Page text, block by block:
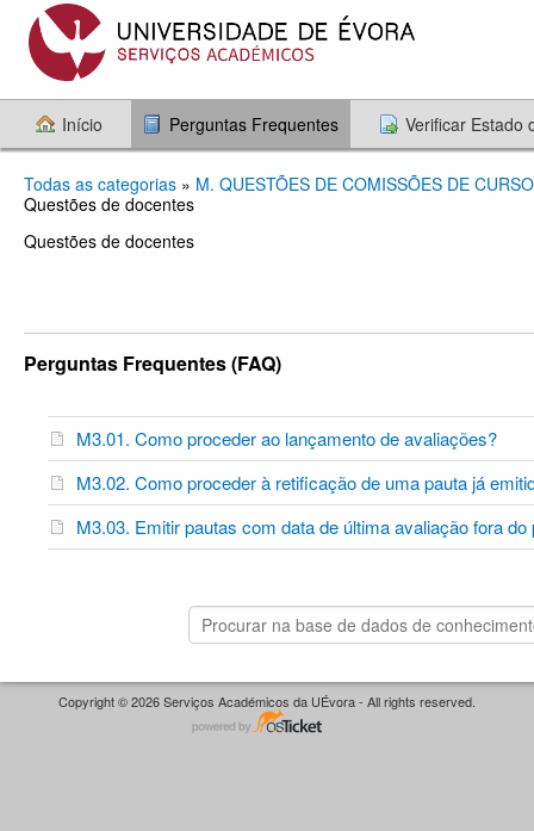
Início Perguntas Frequentes Verificar Estado
Todas as categorias » M. QUESTÕES DE COMISSÕES DE
Questões de docentes​
Questões de docentes
Perguntas Frequentes (FAQ)
M3.01. Como proceder ao lançamento de avaliações?
M3.02. Como proceder à retificação de uma pauta já
M3.03. Emitir pautas com data de última avaliação fora
Copyright © 2026 Serviços Académicos da UÉvora - All rights reserved.